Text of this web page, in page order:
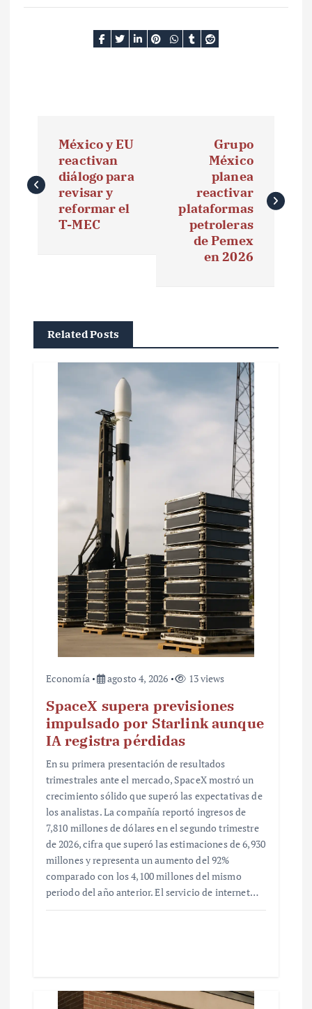
v
ó
México y EU
reactivan
diálogo para
revisar y
reformar el
T-MEC
Grupo
México
planea
reactivar
plataformas
petroleras
de Pemex
en 2026
Related Posts
Economía agosto 4, 2026 13 views
SpaceX supera previsiones
impulsado por Starlink aunque
IA registra pérdidas
En su primera presentación de resultados
trimestrales ante el mercado, SpaceX mostró un
crecimiento sólido que superó las expectativas de
los analistas. La compañía reportó ingresos de
7,810 millones de dólares en el segundo trimestre
de 2026, cifra que superó las estimaciones de 6,930
millones y representa un aumento del 92%
comparado con los 4,100 millones del mismo
periodo del año anterior. El servicio de internet…